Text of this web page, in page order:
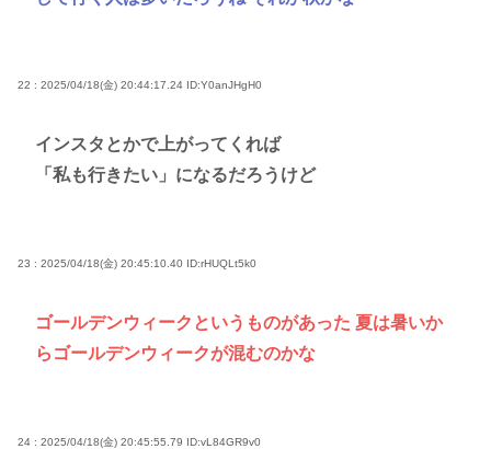
22 : 2025/04/18(金) 20:44:17.24 ID:Y0anJHgH0
インスタとかで上がってくれば
「私も行きたい」になるだろうけど
23 : 2025/04/18(金) 20:45:10.40 ID:rHUQLt5k0
ゴールデンウィークというものがあった 夏は暑いか
らゴールデンウィークが混むのかな
24 : 2025/04/18(金) 20:45:55.79 ID:vL84GR9v0